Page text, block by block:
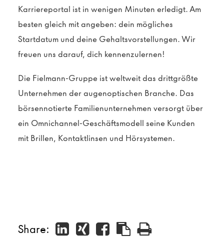
Karriereportal ist in wenigen Minuten erledigt. Am
besten gleich mit angeben: dein mögliches
Startdatum und deine Gehaltsvorstellungen. Wir
freuen uns darauf, dich kennenzulernen!
Die Fielmann-Gruppe ist weltweit das drittgrößte
Unternehmen der augenoptischen Branche. Das
börsennotierte Familienunternehmen versorgt über
ein Omnichannel-Geschäftsmodell seine Kunden
mit Brillen, Kontaktlinsen und Hörsystemen.
Share: